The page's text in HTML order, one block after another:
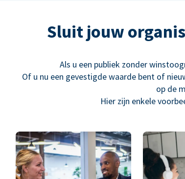
Sluit jouw
Als u een publiek zonder
Of u nu een gevestigde waarde bent of
op de
Hier zijn enkele